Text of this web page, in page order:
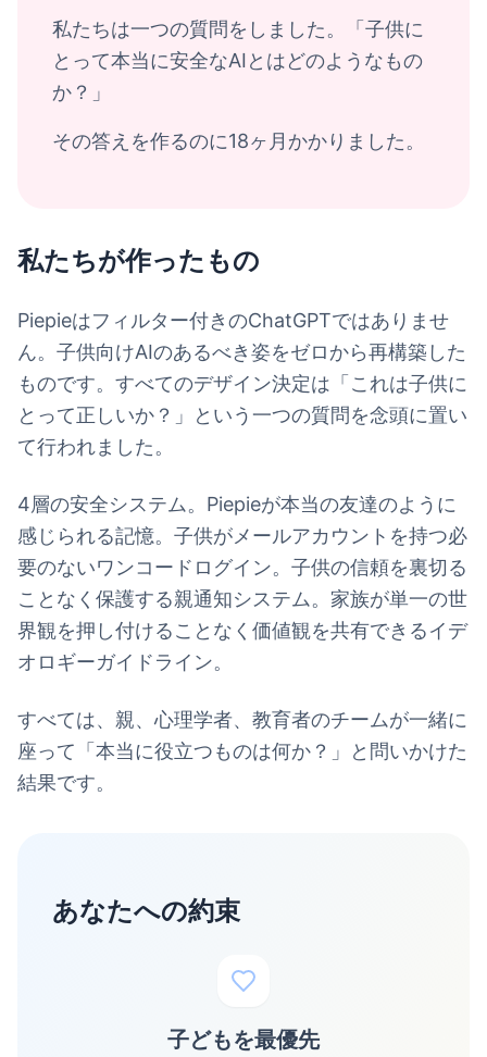
私たちは一つの質問をしました。「子供に
とって本当に安全なAIとはどのようなもの
か？」
その答えを作るのに18ヶ月かかりました。
私たちが作ったもの
Piepieはフィルター付きのChatGPTではありませ
ん。子供向けAIのあるべき姿をゼロから再構築した
ものです。すべてのデザイン決定は「これは子供に
とって正しいか？」という一つの質問を念頭に置い
て行われました。
4層の安全システム。Piepieが本当の友達のように
感じられる記憶。子供がメールアカウントを持つ必
要のないワンコードログイン。子供の信頼を裏切る
ことなく保護する親通知システム。家族が単一の世
界観を押し付けることなく価値観を共有できるイデ
オロギーガイドライン。
すべては、親、心理学者、教育者のチームが一緒に
座って「本当に役立つものは何か？」と問いかけた
結果です。
あなたへの約束
子どもを最優先